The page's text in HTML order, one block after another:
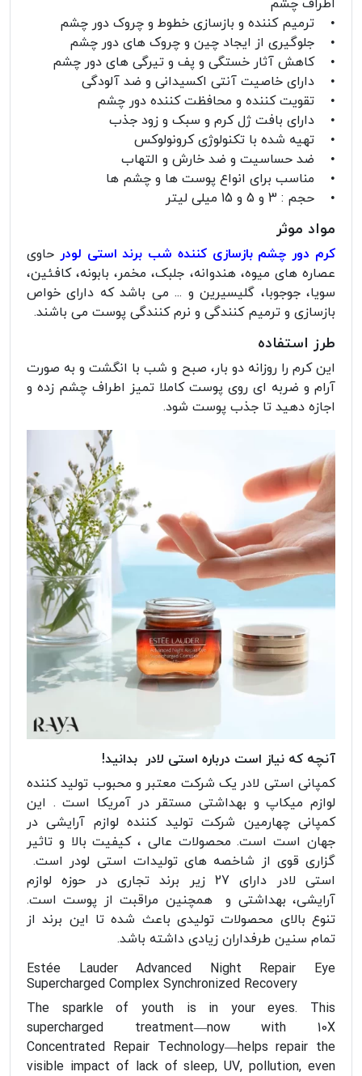
اطراف چشم
• ترمیم کننده و بازسازی خطوط و چروک دور چشم
• جلوگیری از ایجاد چین و چروک های دور چشم
• کاهش آثار خستگی و پف و تیرگی های دور چشم
• دارای خاصیت آنتی اکسیدانی و ضد آلودگی
• تقویت کننده و محافظت کننده دور چشم
• دارای بافت ژل کرم و سبک و زود جذب
• تهیه شده با تکنولوژی کرونولوکس
• ضد حساسیت و ضد خارش و التهاب
• مناسب برای انواع پوست ها و چشم ها
• حجم : 3 و 5 و 15 میلی لیتر
مواد موثر
کرم دور چشم بازسازی کننده شب برند استی لودر حاوی
عصاره های میوه، هندوانه، جلبک، مخمر، بابونه، کافئین،
سویا، جوجوبا، گلیسیرین و ... می باشد که دارای خواص
بازسازی و ترمیم کنندگی و نرم کنندگی پوست می باشند.
طرز استفاده
این کرم را روزانه دو بار، صبح و شب با انگشت و به صورت
آرام و ضربه ای روی پوست کاملا تمیز اطراف چشم زده و
اجازه دهید تا جذب پوست شود.
آنچه که نیاز است درباره استی لادر بدانید!
کمپانی استی لادر یک شرکت معتبر و محبوب تولید کننده
لوازم میکاپ و بهداشتی مستقر در آمریکا است . این
کمپانی چهارمین شرکت تولید کننده لوازم آرایشی در
جهان است است. محصولات عالی ، کیفیت بالا و تاثیر
گزاری قوی از شاخصه های تولیدات استی لودر است.
استی لادر دارای 27 زیر برند تجاری در حوزه لوازم
آرایشی، بهداشتی و همچنین مراقبت از پوست است.
تنوع بالای محصولات تولیدی باعث شده تا این برند از
تمام سنین طرفداران زیادی داشته باشد.
Estée Lauder Advanced Night Repair Eye
Supercharged Complex Synchronized Recovery
The sparkle of youth is in your eyes. This
supercharged treatment—now with 10X
Concentrated Repair Technology—helps repair the
visible impact of lack of sleep, UV, pollution, even